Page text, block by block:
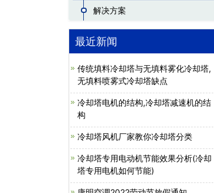
解决方案
最近新闻
传统填料冷却塔与无填料雾化冷却塔,
无填料喷雾式冷却塔缺点
冷却塔电机的结构,冷却塔减速机的结
构
冷却塔风机厂家教你冷却塔分类
冷却塔专用电动机节能效果分析(冷却
塔专用电机如何节能)